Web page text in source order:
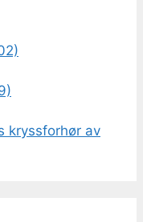
kryssforhør av